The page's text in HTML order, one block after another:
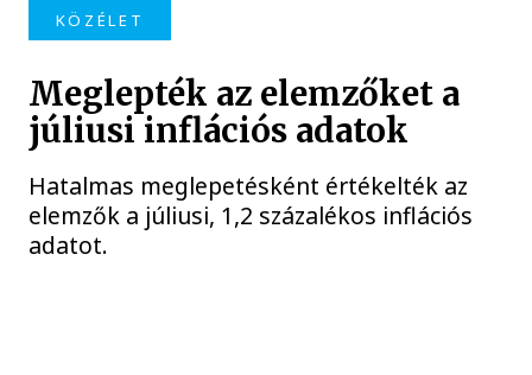
KÖZÉLET
Meglepték az elemzőket a
júliusi inflációs adatok
Hatalmas meglepetésként értékelték az
elemzők a júliusi, 1,2 százalékos inflációs
adatot.